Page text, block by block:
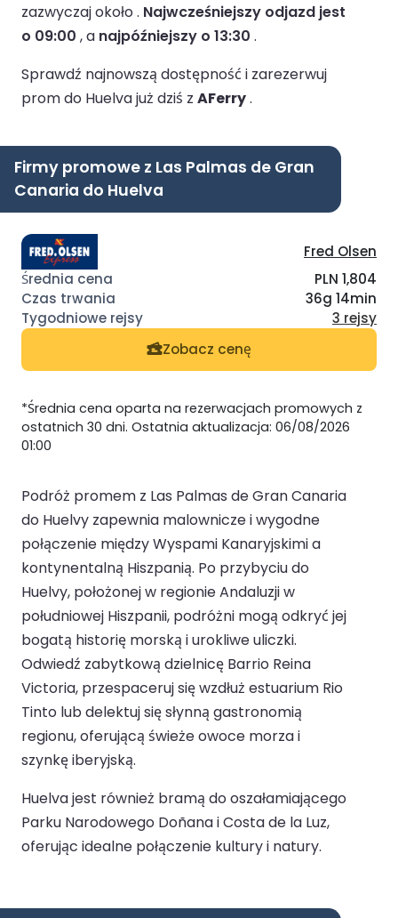
zazwyczaj około . Najwcześniejszy odjazd jest
o 09:00 , a najpóźniejszy o 13:30 .
Sprawdź najnowszą dostępność i zarezerwuj
prom do Huelva już dziś z AFerry.
Firmy promowe z Las Palmas de Gran
Canaria do Huelva
Fred Olsen
PLN 1,804
36g 14min
3 rejsy
Zobacz cenę
*Średnia cena oparta na rezerwacjach promowych z
ostatnich 30 dni. Ostatnia aktualizacja: 06/08/2026
01:00
Podróż promem z Las Palmas de Gran Canaria
do Huelvy zapewnia malownicze i wygodne
połączenie między Wyspami Kanaryjskimi a
kontynentalną Hiszpanią. Po przybyciu do
Huelvy, położonej w regionie Andaluzji w
południowej Hiszpanii, podróżni mogą odkryć jej
bogatą historię morską i urokliwe uliczki.
Odwiedź zabytkową dzielnicę Barrio Reina
Victoria, przespaceruj się wzdłuż estuarium Rio
Tinto lub delektuj się słynną gastronomią
regionu, oferującą świeże owoce morza i
szynkę iberyjską.
Huelva jest również bramą do oszałamiającego
Parku Narodowego Doñana i Costa de la Luz,
oferując idealne połączenie kultury i natury.